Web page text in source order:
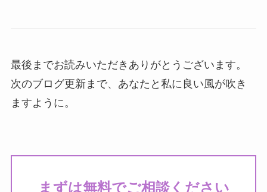
最後までお読みいただきありがとうございます。
次のブログ更新まで、あなたと私に良い風が吹き
ますように。
まずは無料でご相談ください